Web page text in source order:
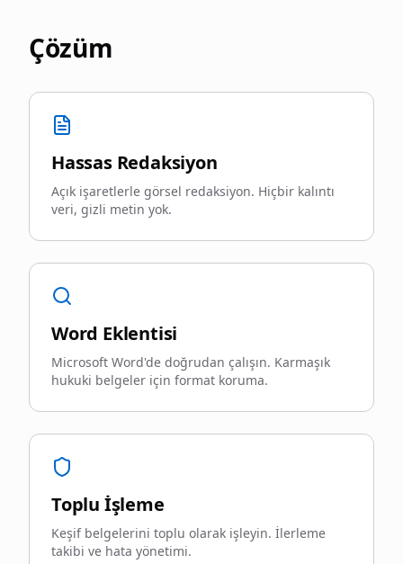
Çözüm
Hassas Redaksiyon
Açık işaretlerle görsel redaksiyon. Hiçbir kalıntı
veri, gizli metin yok.
Word Eklentisi
Microsoft Word'de doğrudan çalışın. Karmaşık
hukuki belgeler için format koruma.
Toplu İşleme
Keşif belgelerini toplu olarak işleyin. İlerleme
takibi ve hata yönetimi.